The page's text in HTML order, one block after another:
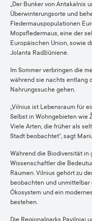
„Der Bunker von Antakalnis
Überwinterungsorte und
Fledermauspopulationen
Mopsfledermaus, eine der
Europäischen Union, sowie
Jolanta Radžiūnienė.
Im Sommer verbringen die
während sie nachts entlang
Nahrungssuche gehen.
„Vilnius ist Lebensraum für
Selbst in Wohngebieten wie
Viele Arten, die früher als
Stadt beobachtet“, sagt
Während die Biodiversität in
Wissenschaftler die
Räumen. Vilnius gehört zu
beobachten und
Ökosystem und ein
bestehen.
Die Regionalparks Pavilniai